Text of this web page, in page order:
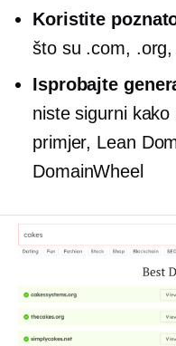
Koristite
što su .com,
Isprobajte
niste sigurni
primjer, Lean
DomainWheel